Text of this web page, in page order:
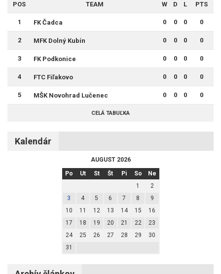
POS TEAM W D L PTS
1 FK Čadca 0 0 0 0
2 MFK Dolný Kubín 0 0 0 0
3 FK Podkonice 0 0 0 0
4 FTC Fiľakovo 0 0 0 0
5 MŠK Novohrad Lučenec 0 0 0 0
CELÁ TABUĽKA
Kalendár
AUGUST 2026
Po
Ut St Št Pi So
Ne
1
2
3
4 5 6 7 8
9
10
11 12 13 14 15
16
17
18 19 20 21 22
23
24
25 26 27 28 29
30
31